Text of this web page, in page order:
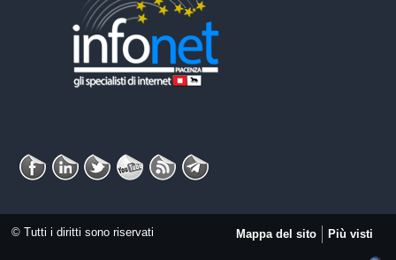
© Tutti i diritti sono riservati Mappa del sito Più visti